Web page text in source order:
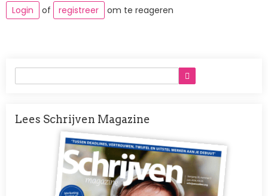
Login of registreer om te reageren
Lees Schrijven Magazine
Afbeelding